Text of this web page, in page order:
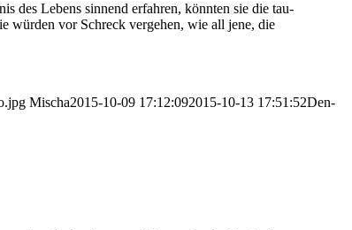
des Lebens sin­nend erfah­ren, könn­ten sie die tau­
wür­den vor Schreck ver­ge­hen, wie all jene, die
Mischa2015-10-09 17:12:092015-10-13 17:51:52Den­